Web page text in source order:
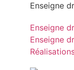
Enseigne
Enseigne
Enseigne